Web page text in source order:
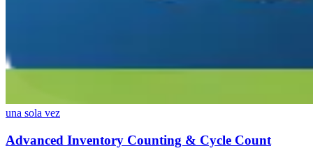
una sola vez
Advanced Inventory Counting & Cycle Count